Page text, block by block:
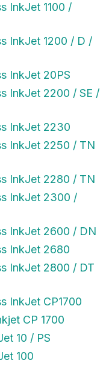
InkJet 1100 /
InkJet 1200 / D /
InkJet 20PS
InkJet 2200 / SE /
InkJet 2230
InkJet 2250 / TN
InkJet 2280 / TN
InkJet 2300 /
InkJet 2600 / DN
InkJet 2680
InkJet 2800 / DT
InkJet CP1700
CP 1700
10 / PS
100